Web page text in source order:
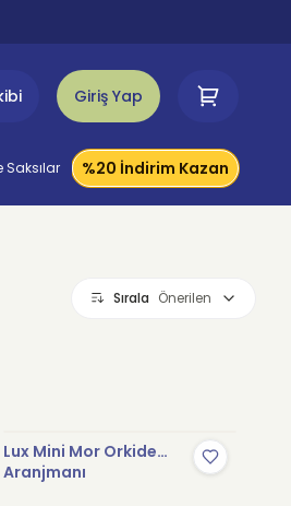
Giriş Yap
Saksılar %20 İndirim Kazan
Sırala Önerilen
Lux Mini Mor Orkide
Aranjmanı